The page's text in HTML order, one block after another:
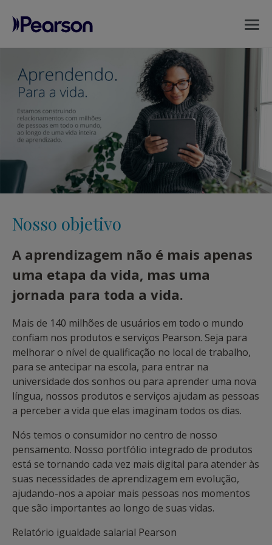
Pearson
Nosso objetivo
A aprendizagem não é mais apenas
uma etapa da vida, mas uma
jornada para toda a vida.
Mais de 140 milhões de usuários em todo o mundo
confiam nos produtos e serviços Pearson. Seja para
melhorar o nível de qualificação no local de trabalho,
para se antecipar na escola, para entrar na
universidade dos sonhos ou para aprender uma nova
língua, nossos produtos e serviços ajudam as pessoas
a perceber a vida que elas imaginam todos os dias.
Nós temos o consumidor no centro de nosso
pensamento. Nosso portfólio integrado de produtos
está se tornando cada vez mais digital para atender às
suas necessidades de aprendizagem em evolução,
ajudando-nos a apoiar mais pessoas nos momentos
que são importantes ao longo de suas vidas.
Relatório igualdade salarial Pearson